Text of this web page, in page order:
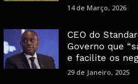
14 de Março, 2026
CEO do
Governo que
e facilite os
29 de Janeiro, 2025